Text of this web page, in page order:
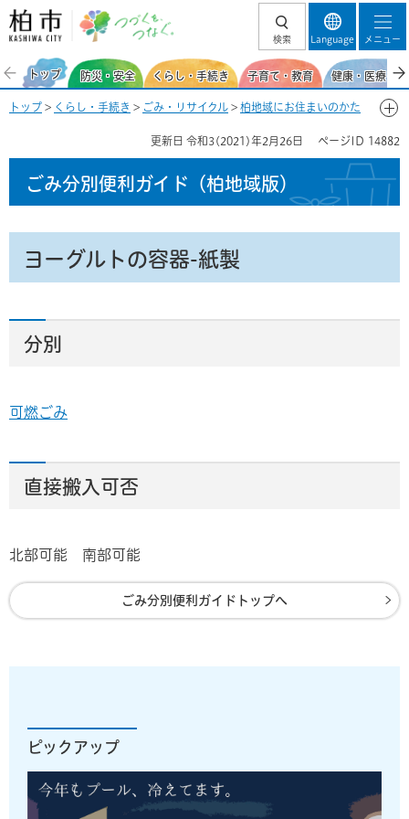
柏市 つづくを、
検索 Language メニュー
トップ 防災・安全 くらし・手続き 子育て・教育 健康・医療・
トップ > くらし・手続き > ごみ・リサイクル > 柏地域にお住まいのかた
更新日 令和3(2021)年2月26日 ページID 14882
ごみ分別便利ガイド （柏地域版）
ヨーグルトの容器-紙製
分別
可燃ごみ
直接搬入可否
北部可能 南部可能
ごみ分別便利ガイドトップへ
ピックアップ